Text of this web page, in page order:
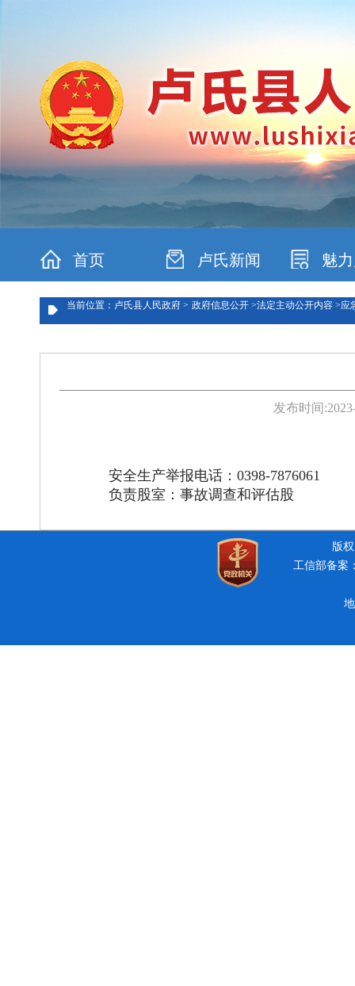
首页 卢氏新闻 魅
当前位置：卢氏县人民政府 > 政府信息公开 >法定主动公开内容 >应
发布时间:
安全生产举报电话：0398-7876061
负责股室：事故调查和评估股
版
工信部备案